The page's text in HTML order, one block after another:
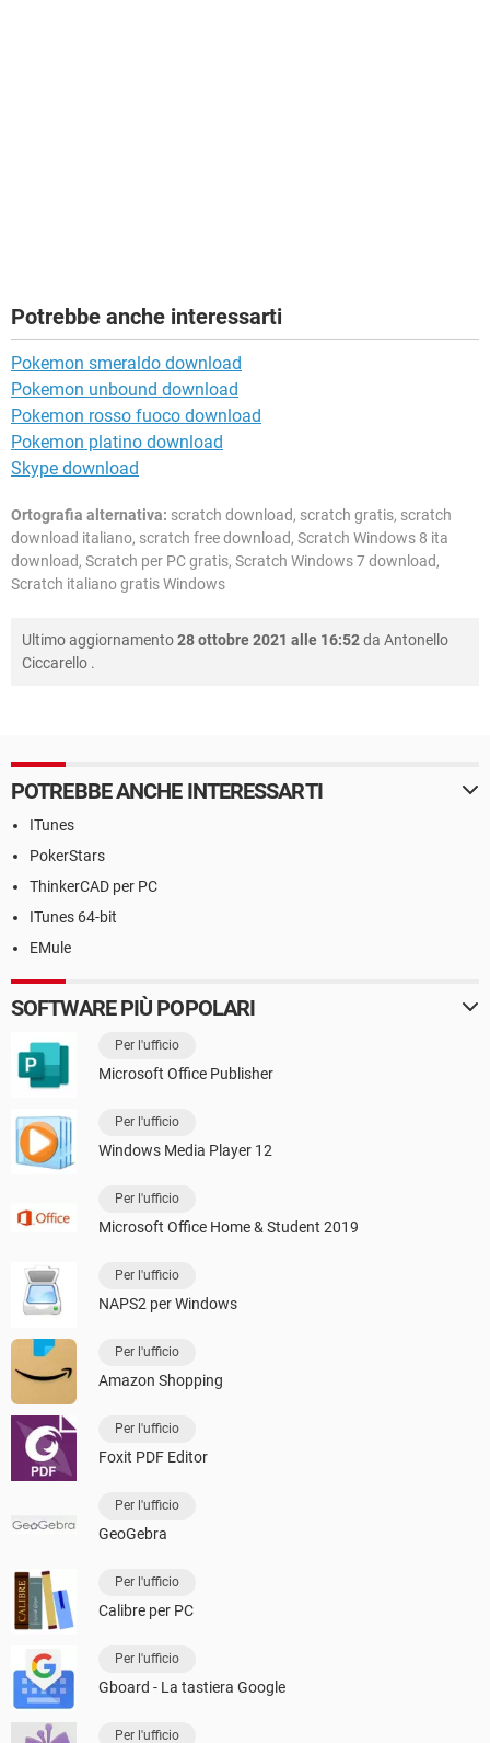
Potrebbe anche interessarti
Pokemon smeraldo download
Pokemon unbound download
Pokemon rosso fuoco download
Pokemon platino download
Skype download
Ortografia alternativa: scratch download, scratch gratis, scratch
download italiano, scratch free download, Scratch Windows 8 ita
download, Scratch per PC gratis, Scratch Windows 7 download,
Scratch italiano gratis Windows
Ultimo aggiornamento28 ottobre 2021 alle 16:52da Antonello
Ciccarello .
POTREBBE ANCHE INTERESSARTI
ITunes
PokerStars
ThinkerCAD per PC
ITunes 64-bit
EMule
SOFTWARE PIÙ POPOLARI
Per l'ufficio
Microsoft Office Publisher
Per l'ufficio
Windows Media Player 12
Per l'ufficio
Microsoft Office Home & Student 2019
Per l'ufficio
NAPS2 per Windows
Per l'ufficio
Amazon Shopping
Per l'ufficio
Foxit PDF Editor
Per l'ufficio
GeoGebra
Per l'ufficio
Calibre per PC
Per l'ufficio
Gboard - La tastiera Google
Per l'ufficio